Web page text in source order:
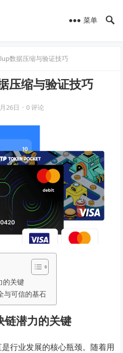
菜单
数据压缩与验证技巧
压缩与验证技巧
26日 · 0 评论
的关键
与可信的基石
链潜力的关键
行业发展的核心瓶颈。随着用